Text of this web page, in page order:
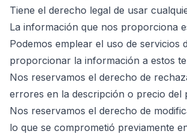
Tiene el derecho legal de usar
La información que nos proporciona
Podemos emplear el uso de
proporcionar la información a estos
Nos reservamos el derecho de
errores en la descripción o precio
Nos reservamos el derecho de
lo que se comprometió previamente